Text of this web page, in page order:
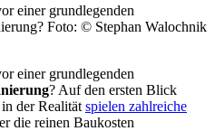
einer grundlegenden
Foto: © Stephan Walochnik
einer grundlegenden
? Auf den ersten Blick
der Realität spielen zahlreiche
die reinen Baukosten